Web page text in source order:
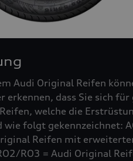
Audi Original Reifen
erkennen, dass Sie sich
welche die
folgt gekennzeichnet:
Reifen mit
RO3 = Audi Original